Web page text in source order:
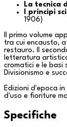
La tecnica
I principi
1906)
Il primo volume
tra cui encausto,
restauro. Il
letteratura
cromatici e le basi
Divisionismo e
Edizioni d'epoca
d'uso e fioriture
Specifiche